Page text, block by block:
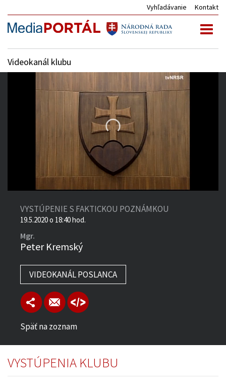
Vyhľadávanie Kontakt
Videokanál klubu
4:56:16
VYSTÚPENIE S FAKTICKOU POZNÁMKOU
19.5.2020 o 18:40 hod.
Mgr.
Peter Kremský
VIDEOKANÁL POSLANCA
Späť na zoznam
VYSTÚPENIA KLUBU